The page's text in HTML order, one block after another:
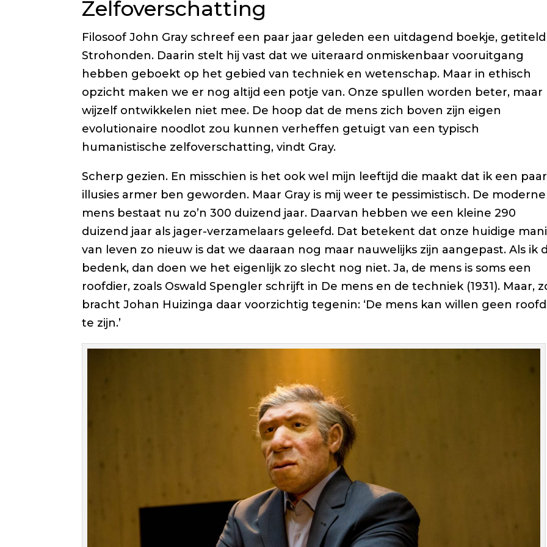
Zelfoverschatting
Filosoof John Gray schreef een paar jaar geleden een uitdagend boekje, getiteld
Strohonden. Daarin stelt hij vast dat we uiteraard onmiskenbaar vooruitgang
hebben geboekt op het gebied van techniek en wetenschap. Maar in ethisch
opzicht maken we er nog altijd een potje van. Onze spullen worden beter, maar
wijzelf ontwikkelen niet mee. De hoop dat de mens zich boven zijn eigen
evolutionaire noodlot zou kunnen verheffen getuigt van een typisch
humanistische zelfoverschatting, vindt Gray.
Scherp gezien. En misschien is het ook wel mijn leeftijd die maakt dat ik een paar
illusies armer ben geworden. Maar Gray is mij weer te pessimistisch. De moderne
mens bestaat nu zo’n 300 duizend jaar. Daarvan hebben we een kleine 290
duizend jaar als jager-verzamelaars geleefd. Dat betekent dat onze huidige
van leven zo nieuw is dat we daaraan nog maar nauwelijks zijn aangepast. Als ik
bedenk, dan doen we het eigenlijk zo slecht nog niet. Ja, de mens is soms een
roofdier, zoals Oswald Spengler schrijft in De mens en de techniek(1931). Maar,
bracht Johan Huizinga daar voorzichtig tegenin: ‘De mens kan willen geen
te zijn.’